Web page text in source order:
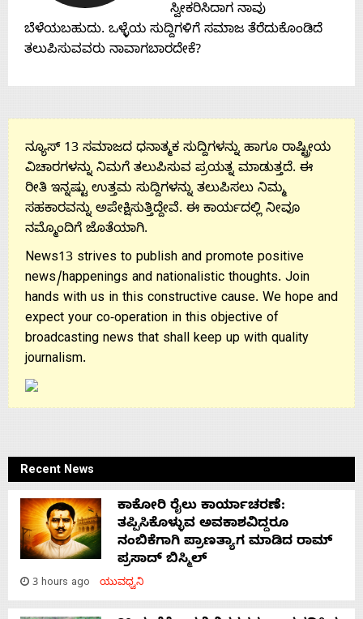
ಸ್ವೀಕರಿಸಿದಾಗ ನಾವು
ಬೆಳೆಯಬಹುದು. ಒಳ್ಳೆಯ ಸುದ್ದಿಗಳಿಗೆ ಸಮಾಜ ತೆರೆದುಕೊಂಡಿದೆ
ತಲುಪಿಸುವವರು ನಾವಾಗಬಾರದೇಕೆ?
ನ್ಯೂಸ್ 13 ಸಮಾಜದ ಧನಾತ್ಮಕ ಸುದ್ದಿಗಳನ್ನು ಹಾಗೂ ರಾಷ್ಟ್ರೀಯ
ವಿಚಾರಗಳನ್ನು ನಿಮಗೆ ತಲುಪಿಸುವ ಪ್ರಯತ್ನ ಮಾಡುತ್ತದೆ. ಈ
ರೀತಿ ಇನ್ನಷ್ಟು ಉತ್ತಮ ಸುದ್ದಿಗಳನ್ನು ತಲುಪಿಸಲು ನಿಮ್ಮ
ಸಹಕಾರವನ್ನು ಅಪೇಕ್ಷಿಸುತ್ತಿದ್ದೇವೆ. ಈ ಕಾರ್ಯದಲ್ಲಿ ನೀವೂ
ನಮ್ಮೊಂದಿಗೆ ಜೊತೆಯಾಗಿ.
News13 strives to publish and promote positive
news/happenings and nationalistic thoughts. Join
hands with us in this constructive cause. We hope and
expect your co-operation in this objective of
broadcasting news that shall keep up with quality
journalism.
Recent News
ಕಾಕೋರಿ ರೈಲು ಕಾರ್ಯಾಚರಣೆ:
ತಪ್ಪಿಸಿಕೊಳ್ಳುವ ಅವಕಾಶವಿದ್ದರೂ
ನಂಬಿಕೆಗಾಗಿ ಪ್ರಾಣತ್ಯಾಗ ಮಾಡಿದ ರಾಮ್
ಪ್ರಸಾದ್ ಬಿಸ್ಮಿಲ್
3 hours ago ಯುವಧ್ವನಿ